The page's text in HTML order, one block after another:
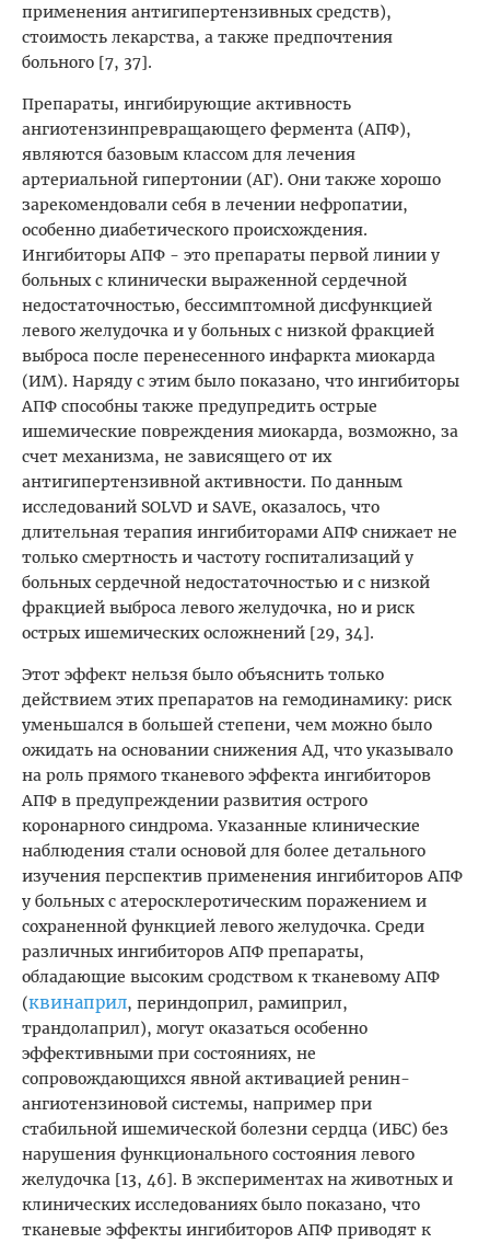
применения антигипертензивных средств),
стоимость лекарства, а также предпочтения
больного [7, 37].
Препараты, ингибирующие активность
ангиотензинпревращающего фермента (АПФ),
являются базовым классом для лечения
артериальной гипертонии (АГ). Они также хорошо
зарекомендовали себя в лечении нефропатии,
особенно диабетического происхождения.
Ингибиторы АПФ - это препараты первой линии у
больных с клинически выраженной сердечной
недостаточностью, бессимптомной дисфункцией
левого желудочка и у больных с низкой фракцией
выброса после перенесенного инфаркта миокарда
(ИМ). Наряду с этим было показано, что ингибиторы
АПФ способны также предупредить острые
ишемические повреждения миокарда, возможно, за
счет механизма, не зависящего от их
антигипертензивной активности. По данным
исследований SOLVD и SAVE, оказалось, что
длительная терапия ингибиторами АПФ снижает не
только смертность и частоту госпитализаций у
больных сердечной недостаточностью и с низкой
фракцией выброса левого желудочка, но и риск
острых ишемических осложнений [29, 34].
Этот эффект нельзя было объяснить только
действием этих препаратов на гемодинамику: риск
уменьшался в большей степени, чем можно было
ожидать на основании снижения АД, что указывало
на роль прямого тканевого эффекта ингибиторов
АПФ в предупреждении развития острого
коронарного синдрома. Указанные клинические
наблюдения стали основой для более детального
изучения перспектив применения ингибиторов АПФ
у больных с атеросклеротическим поражением и
сохраненной функцией левого желудочка. Среди
различных ингибиторов АПФ препараты,
обладающие высоким сродством к тканевому АПФ
(квинаприл, периндоприл, рамиприл,
трандолаприл), могут оказаться особенно
эффективными при состояниях, не
сопровождающихся явной активацией ренин-
ангиотензиновой системы, например при
стабильной ишемической болезни сердца (ИБС) без
нарушения функционального состояния левого
желудочка [13, 46]. В экспериментах на животных и
клинических исследованиях было показано, что
тканевые эффекты ингибиторов АПФ приводят к